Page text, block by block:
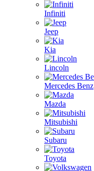
Infiniti
Jeep
Kia
Lincoln
Mercedes Benz
Mazda
Mitsubishi
Subaru
Toyota